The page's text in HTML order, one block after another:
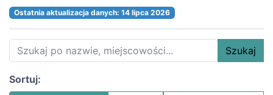
Ostatnia aktualizacja danych: 14 lipca 2026
Szukaj
Sortuj: